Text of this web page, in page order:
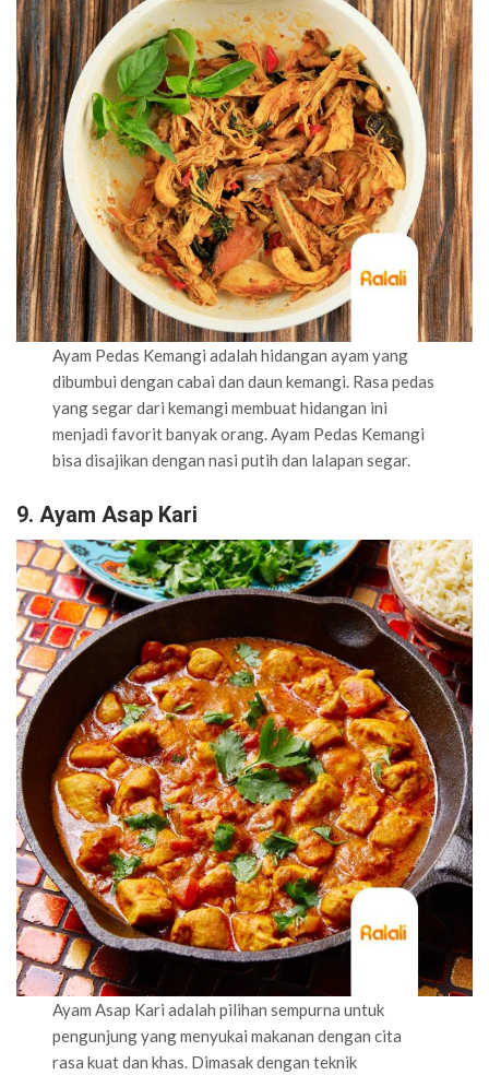
Ayam Pedas Kemangi adalah hidangan ayam yang
dibumbui dengan cabai dan daun kemangi. Rasa pedas
yang segar dari kemangi membuat hidangan ini
menjadi favorit banyak orang. Ayam Pedas Kemangi
bisa disajikan dengan nasi putih dan lalapan segar.
9. Ayam Asap Kari
Ayam Asap Kari adalah pilihan sempurna untuk
pengunjung yang menyukai makanan dengan cita
rasa kuat dan khas. Dimasak dengan teknik